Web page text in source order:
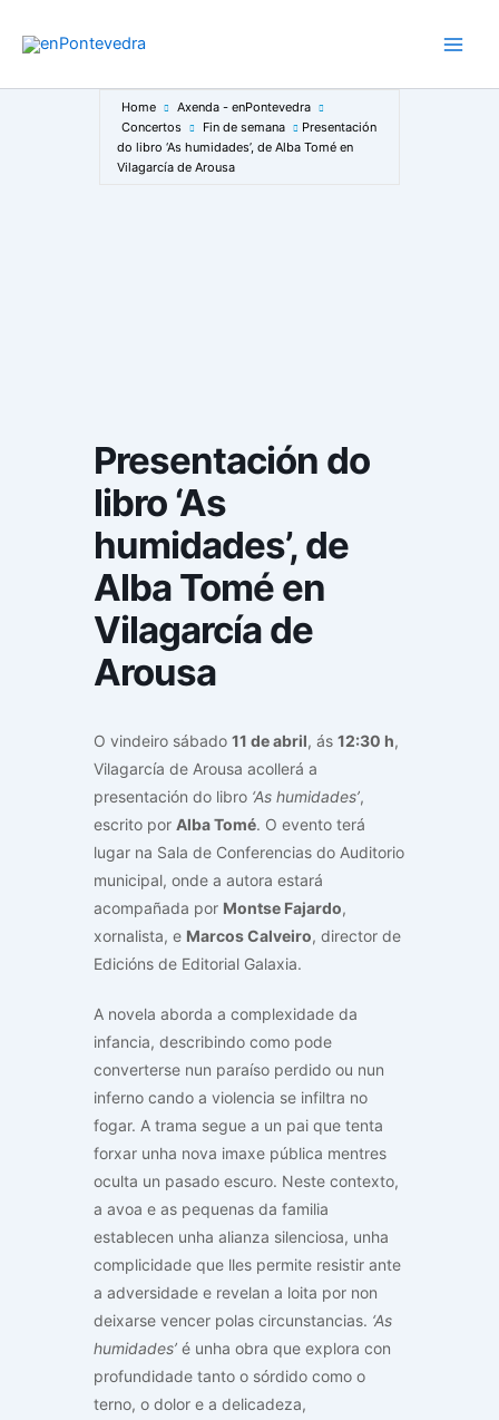
Home
Axenda - enPontevedra
Concertos
Fin de semana
Presentación
do libro ‘As humidades’, de Alba Tomé en
Vilagarcía de Arousa
Presentación do
libro ‘As
humidades’, de
Alba Tomé en
Vilagarcía de
Arousa
O vindeiro sábado 11 de abril, ás 12:30 h,
Vilagarcía de Arousa acollerá a
presentación do libro ‘As humidades’,
escrito por Alba Tomé. O evento terá
lugar na Sala de Conferencias do Auditorio
municipal, onde a autora estará
acompañada por Montse Fajardo,
xornalista, e Marcos Calveiro, director de
Edicións de Editorial Galaxia.
A novela aborda a complexidade da
infancia, describindo como pode
converterse nun paraíso perdido ou nun
inferno cando a violencia se infiltra no
fogar. A trama segue a un pai que tenta
forxar unha nova imaxe pública mentres
oculta un pasado escuro. Neste contexto,
a avoa e as pequenas da familia
establecen unha alianza silenciosa, unha
complicidade que lles permite resistir ante
a adversidade e revelan a loita por non
deixarse vencer polas circunstancias. ‘As
humidades’ é unha obra que explora con
profundidade tanto o sórdido como o
terno, o dolor e a delicadeza,